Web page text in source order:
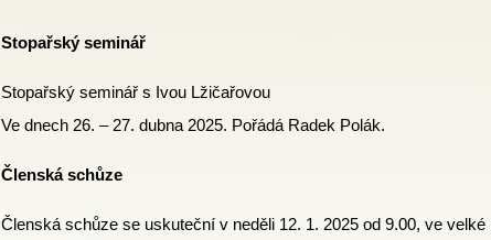
Stopařský seminář
Stopařský seminář s Ivou Lžičařovou
Ve dnech 26. – 27. dubna 2025. Pořádá Radek Polák.
Členská schůze
Členská schůze se uskuteční v neděli 12. 1. 2025 od 9.00, ve velké